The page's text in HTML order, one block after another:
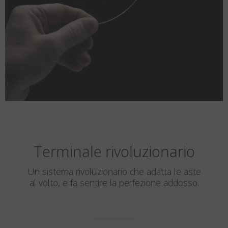
Terminale rivoluzionario
Un sistema rivoluzionario che adatta le aste
al volto, e fa sentire la perfezione addosso.